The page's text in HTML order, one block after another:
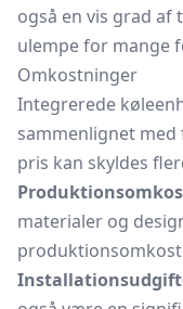
også en vis grad af
ulempe for mange
Omkostninger
Integrerede
sammenlignet
pris kan skyldes
materialer og